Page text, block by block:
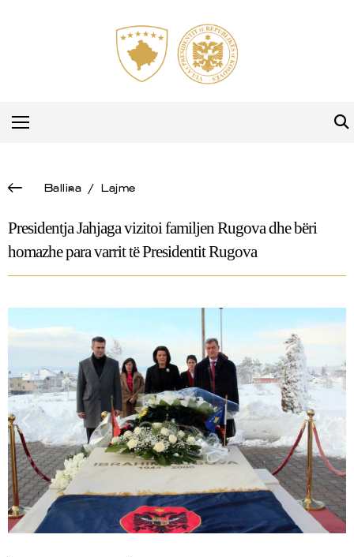
Ballina/ Lajme
Presidentja Jahjaga vizitoi familjen Rugova dhe bëri
homazhe para varrit të Presidentit Rugova